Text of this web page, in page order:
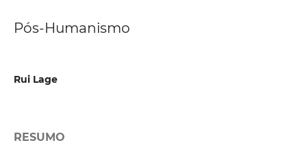
Pós-Humanismo
Rui Lage
RESUMO